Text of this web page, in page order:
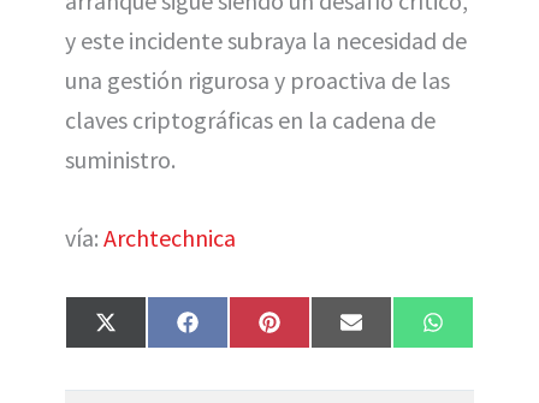
y este incidente subraya la necesidad de
una gestión rigurosa y proactiva de las
claves criptográficas en la cadena de
suministro.
vía: Archtechnica
Compartir
en
X
(
w
Compartir
en
F
a
e
Compartir
en
P
i
t
Compartir
en
E
m
i
Compartir
en
W
h
t